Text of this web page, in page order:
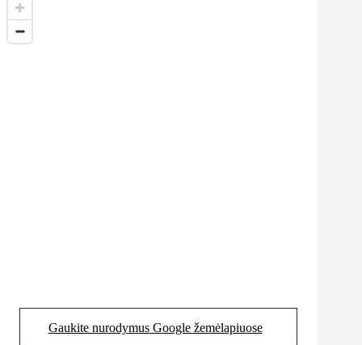
Gaukite nurodymus Google žemėlapiuose
(Opens in new tab)